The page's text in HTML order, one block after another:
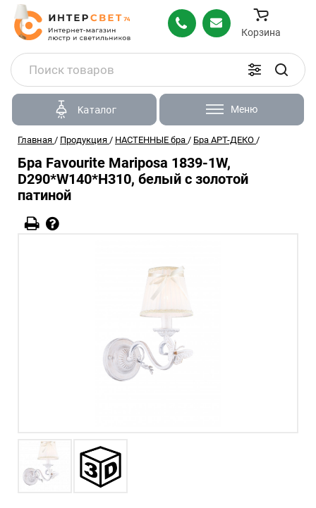
Корзина
Каталог Меню
Главная / Продукция / НАСТЕННЫЕ бра / Бра АРТ-ДЕКО /
Бра Favourite Mariposa 1839-1W,
D290*W140*H310, белый с золотой
патиной